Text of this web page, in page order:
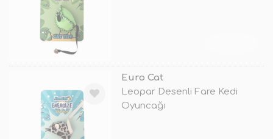
Euro Cat
Leopar Desenli Fare Kedi
Oyuncağı